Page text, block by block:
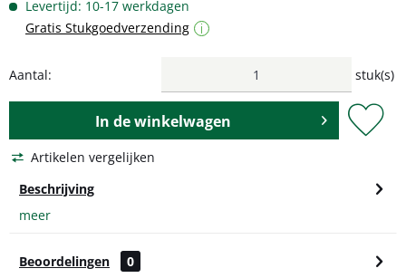
Levertijd: 10-17 werkdagen
Gratis Stukgoedverzending
i
Aantal: stuk(s)
In dewinkelwagen
Artikelen vergelijken
Beschrijving
meer
Beoordelingen
0